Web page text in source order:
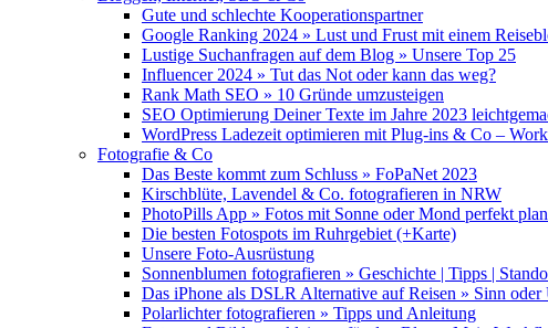
Gute und schlechte Kooperationspartner
Google Ranking 2024 » Lust und Frust mit einem
Lustige Suchanfragen auf dem Blog » Unsere Top 25
Influencer 2024 » Tut das Not oder kann das weg?
Rank Math SEO » 10 Gründe umzusteigen
SEO Optimierung Deiner Texte im Jahre 2023
WordPress Ladezeit optimieren mit Plug-ins & Co –
Fotografie & Co
Das Beste kommt zum Schluss » FoPaNet 2023
Kirschblüte, Lavendel & Co. fotografieren in NRW
PhotoPills App » Fotos mit Sonne oder Mond perfekt
Die besten Fotospots im Ruhrgebiet (+Karte)
Unsere Foto-Ausrüstung
Sonnenblumen fotografieren » Geschichte | Tipps |
Das iPhone als DSLR Alternative auf Reisen » Sinn oder
Polarlichter fotografieren » Tipps und Anleitung